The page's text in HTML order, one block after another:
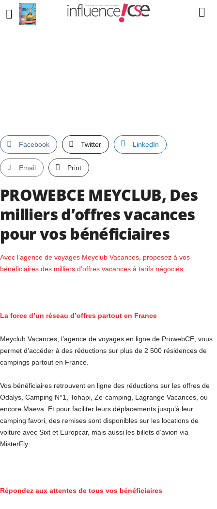
Facebook Twitter LinkedIn
Email Print
PROWEBCE MEYCLUB, Des
milliers d’offres vacances
pour vos bénéficiaires
Avec l’agence de voyages Meyclub Vacances, proposez à vos
bénéficiaires des milliers d’offres vacances à tarifs négociés.
La force d’un réseau d’offres partout en France
Meyclub Vacances, l’agence de voyages en ligne de ProwebCE, vous
permet d’accéder à des réductions sur plus de 2 500 résidences de
campings partout en France.
Vos bénéficiaires retrouvent en ligne des réductions sur les offres de
Odalys, Camping N°1, Tohapi, Ze-camping, Lagrange Vacances, ou
encore Maeva. Et pour faciliter leurs déplacements jusqu’à leur
camping favori, des remises sont disponibles sur les locations de
voiture avec Sixt et Europcar, mais aussi les billets d’avion via
MisterFly.
Répondez aux attentes de tous vos bénéficiaires